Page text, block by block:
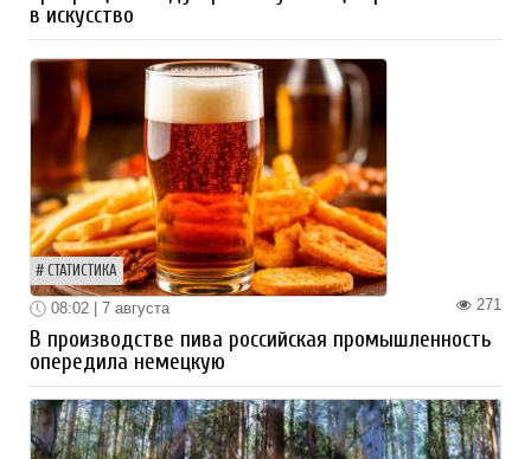
в искусство
СТАТИСТИКА
271
08:02 | 7 августа
В производстве пива российская промышленность
опередила немецкую